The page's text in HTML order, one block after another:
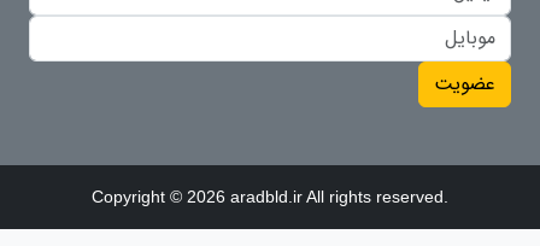
عضویت
Copyright © 2026 aradbld.ir All rights reserved.